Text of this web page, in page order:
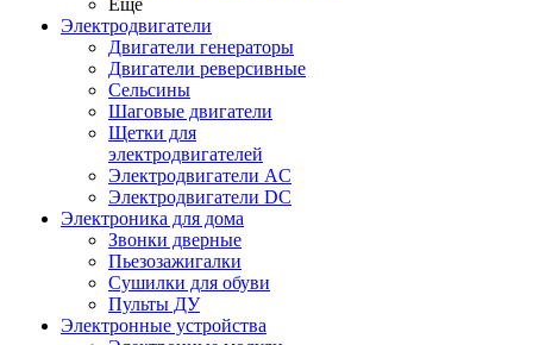
Ещё
Электродвигатели
Двигатели генераторы
Двигатели реверсивные
Сельсины
Шаговые двигатели
Щетки для
электродвигателей
Электродвигатели AC
Электродвигатели DC
Электроника для дома
Звонки дверные
Пьезозажигалки
Сушилки для обуви
Пульты ДУ
Электронные устройства